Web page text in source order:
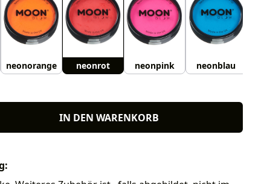
neonorange neonrot neonpink neonblau
IN DEN WARENKORB